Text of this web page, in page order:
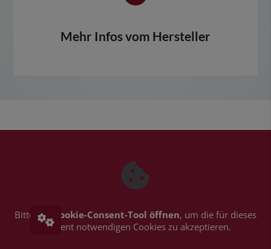
Mehr Infos vom Hersteller
Bitte das Cookie-Consent-Tool öffnen, um die für dieses
Element notwendigen Cookies zu akzeptieren.